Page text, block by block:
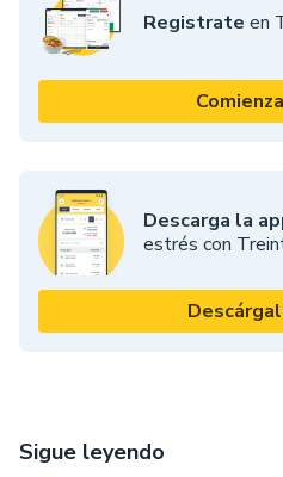
Registrate en
Descarga la
estrés con
Sigue leyendo